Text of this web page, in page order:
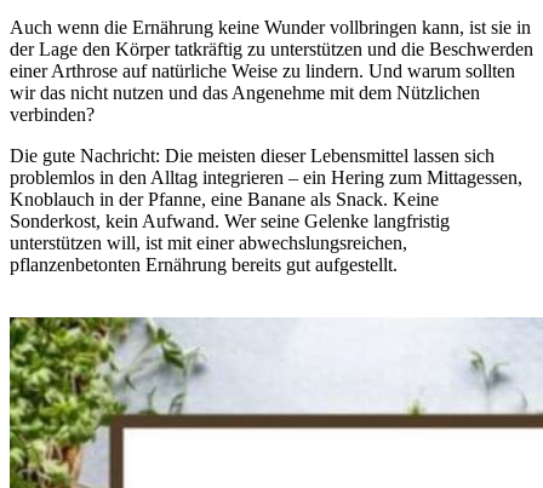
Auch wenn die Ernährung keine Wunder vollbringen kann, ist sie in
der Lage den Körper tatkräftig zu unterstützen und die Beschwerden
einer Arthrose auf natürliche Weise zu lindern. Und warum sollten
wir das nicht nutzen und das Angenehme mit dem Nützlichen
verbinden?
Die gute Nachricht: Die meisten dieser Lebensmittel lassen sich
problemlos in den Alltag integrieren – ein Hering zum Mittagessen,
Knoblauch in der Pfanne, eine Banane als Snack. Keine
Sonderkost, kein Aufwand. Wer seine Gelenke langfristig
unterstützen will, ist mit einer abwechslungsreichen,
pflanzenbetonten Ernährung bereits gut aufgestellt.